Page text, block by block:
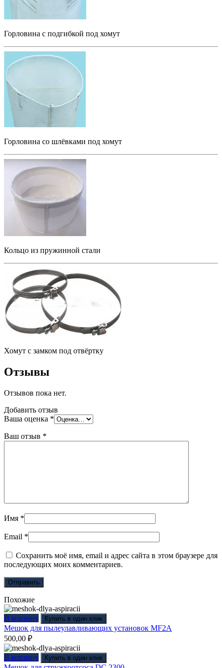
Горловина с подгибкой под хомут
Горловина со шлёвками под хомут
Кольцо из пружинной стали
Хомут с замком под отвёртку
Отзывы
Отзывов пока нет.
Добавить отзыв
Ваша оценка *
Ваш отзыв *
Имя *
Email *
Сохранить моё имя, email и адрес сайта в этом браузере для
последующих моих комментариев.
Похожие
В корзину Купить в один клик
Мешок для пылеулавливающих установок MF2A
500,00 ₽
В корзину Купить в один клик